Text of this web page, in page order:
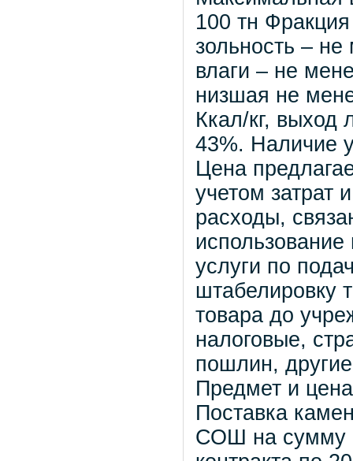
100 тн
зольность –
влаги – не
низшая не
Ккал/кг, выход
43%. Наличие
Цена
учетом затрат
расходы,
услуги по
штабелировку
товара до
налоговые,
пошлин,
Предмет и
Поставка
СОШ на сумму